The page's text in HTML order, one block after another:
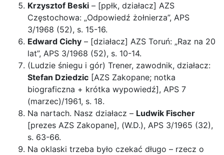
Krzysztof Beski – [ppłk, działacz] AZS
Częstochowa: „Odpowiedź żołnierza”, APS
3/1968 (52), s. 15-16.
Edward Cichy – [działacz] AZS Toruń: „Raz na 20
lat”, APS 3/1968 (52), s. 10-14.
(Ludzie śniegu i gór) Trener, zawodnik, działacz:
Stefan Dziedzic [AZS Zakopane; notka
biograficzna + krótka wypowiedź], APS 7
(marzec)/1961, s. 18.
Na nartach. Nasz działacz – Ludwik Fischer
[prezes AZS Zakopane], (W.D.), APS 3/1965 (32),
s. 63-66.
Na oklaski trzeba było czekać długo – rzecz o